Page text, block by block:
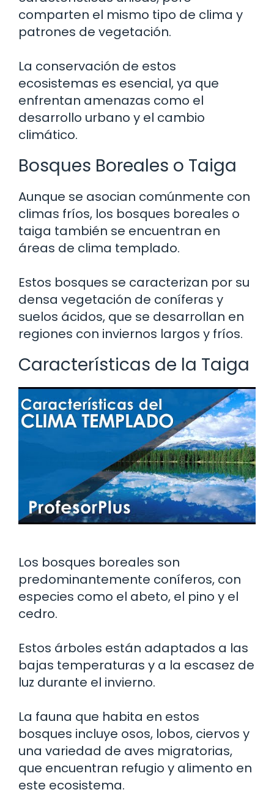
comparten el mismo tipo de clima y
patrones de vegetación.
La conservación de estos
ecosistemas es esencial, ya que
enfrentan amenazas como el
desarrollo urbano y el cambio
climático.
Bosques Boreales o Taiga
Aunque se asocian comúnmente con
climas fríos, los bosques boreales o
taiga también se encuentran en
áreas de clima templado.
Estos bosques se caracterizan por su
densa vegetación de coníferas y
suelos ácidos, que se desarrollan en
regiones con inviernos largos y fríos.
Características de la Taiga
Los bosques boreales son
predominantemente coníferos, con
especies como el abeto, el pino y el
cedro.
Estos árboles están adaptados a las
bajas temperaturas y a la escasez de
luz durante el invierno.
La fauna que habita en estos
bosques incluye osos, lobos, ciervos y
una variedad de aves migratorias,
que encuentran refugio y alimento en
este ecosistema.